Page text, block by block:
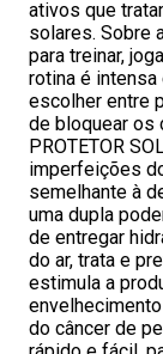
ativos que
solares. Sobre
para treinar,
rotina é
escolher entre
de bloquear os
PROTETOR
imperfeições
semelhante à
uma dupla
de entregar
do ar, trata e
estimula a
do câncer de